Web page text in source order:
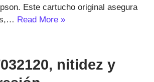
Este cartucho original asegura
Read More »
nitidez y